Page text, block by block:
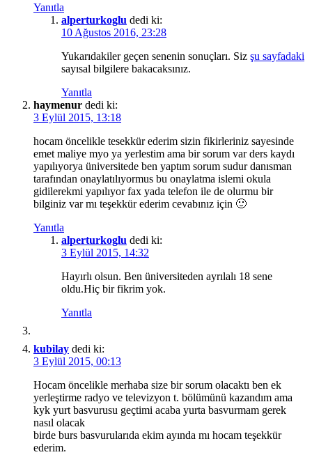
Yanıtla
alperturkoglu dedi ki:
10 Ağustos 2016, 23:28
Yukarıdakiler geçen senenin sonuçları. Siz şu sayfadaki
sayısal bilgilere bakacaksınız.
Yanıtla
haymenur dedi ki:
3 Eylül 2015, 13:18
hocam öncelikle tesekkür ederim sizin fikirleriniz sayesinde
emet maliye myo ya yerlestim ama bir sorum var ders kaydı
yapılıyorya üniversitede ben yaptım sorum sudur danısman
tarafından onaylatılıyormus bu onaylatma islemi okula
gidilerekmi yapılıyor fax yada telefon ile de olurmu bir
bilginiz var mı teşekkür ederim cevabınız için 🙂
Yanıtla
alperturkoglu dedi ki:
3 Eylül 2015, 14:32
Hayırlı olsun. Ben üniversiteden ayrılalı 18 sene
oldu.Hiç bir fikrim yok.
Yanıtla
kubilay dedi ki:
3 Eylül 2015, 00:13
Hocam öncelikle merhaba size bir sorum olacaktı ben ek
yerleştirme radyo ve televizyon t. bölümünü kazandım ama
kyk yurt basvurusu geçtimi acaba yurta basvurmam gerek
nasıl olacak
birde burs basvurularıda ekim ayında mı hocam teşekkür
ederim.